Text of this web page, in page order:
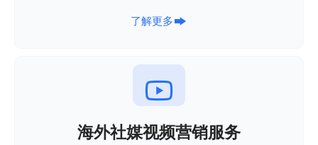
了解更多

海外社媒视频营销服务